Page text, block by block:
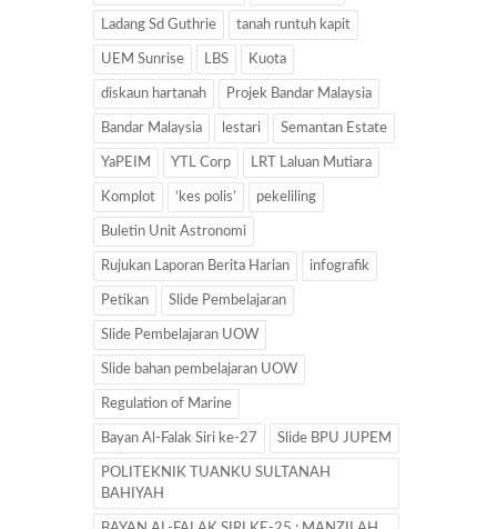
Ladang Sd Guthrie tanah runtuh kapit
UEM Sunrise LBS Kuota
diskaun hartanah Projek Bandar Malaysia
Bandar Malaysia lestari Semantan Estate
YaPEIM YTL Corp LRT Laluan Mutiara
Komplot ‘kes polis’ pekeliling
Buletin Unit Astronomi
Rujukan Laporan Berita Harian infografik
Petikan Slide Pembelajaran
Slide Pembelajaran UOW
Slide bahan pembelajaran UOW
Regulation of Marine
Bayan Al-Falak Siri ke-27 Slide BPU JUPEM
POLITEKNIK TUANKU SULTANAH
BAHIYAH